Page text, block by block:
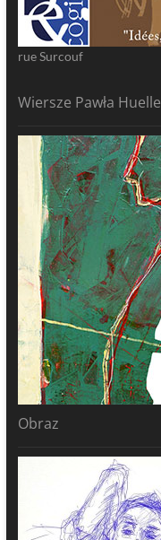
rue Surcouf
Wiersze Pawła
Obraz